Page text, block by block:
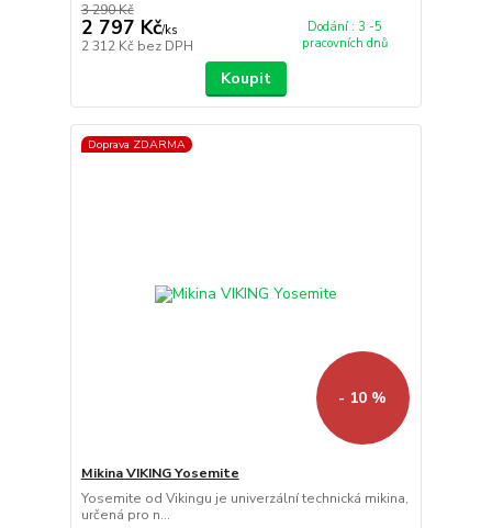
3 290 Kč
2 797 Kč/ks
2 312 Kč bez DPH
Dodání : 3 -5
pracovních dnů
Koupit
Doprava ZDARMA
- 10 %
Mikina VIKING Yosemite
Yosemite od Vikingu je univerzální technická mikina,
určená pro n...